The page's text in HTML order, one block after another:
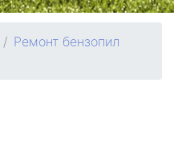
Ремонт бензопил